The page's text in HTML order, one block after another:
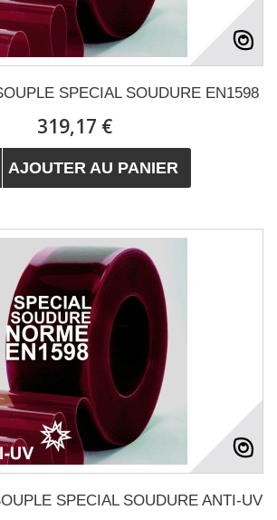
SPECIAL SOUDURE EN1598
319,17 €
AJOUTER AU PANIER
SPECIAL SOUDURE ANTI-UV